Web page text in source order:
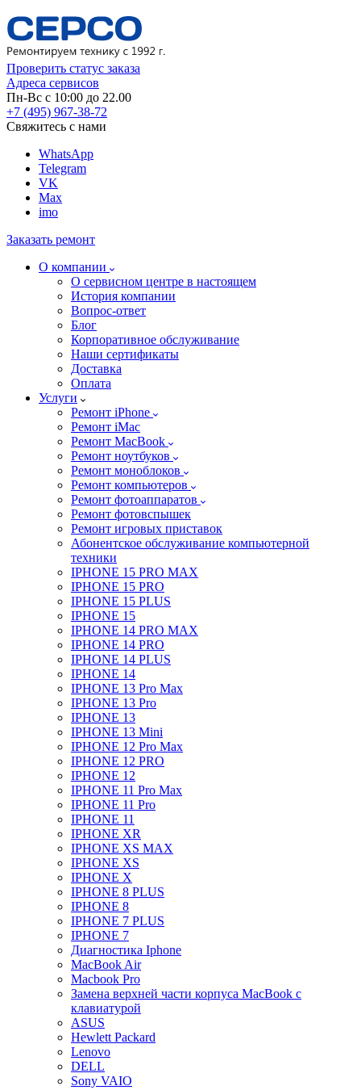
Проверить статус заказа
Адреса сервисов
Пн-Вс с 10:00 до 22.00
+7 (495) 967-38-72
Свяжитесь с нами
WhatsApp
Telegram
VK
Max
imo
Заказать ремонт
О компании
О сервисном центре в настоящем
История компании
Вопрос-ответ
Блог
Корпоративное обслуживание
Наши сертификаты
Доставка
Оплата
Услуги
Ремонт iPhone
Ремонт iMac
Ремонт MacBook
Ремонт ноутбуков
Ремонт моноблоков
Ремонт компьютеров
Ремонт фотоаппаратов
Ремонт фотовспышек
Ремонт игровых приставок
Абонентское обслуживание компьютерной
техники
IPHONE 15 PRO MAX
IPHONE 15 PRO
IPHONE 15 PLUS
IPHONE 15
IPHONE 14 PRO MAX
IPHONE 14 PRO
IPHONE 14 PLUS
IPHONE 14
IPHONE 13 Pro Max
IPHONE 13 Pro
IPHONE 13
IPHONE 13 Mini
IPHONE 12 Pro Max
IPHONE 12 PRO
IPHONE 12
IPHONE 11 Pro Max
IPHONE 11 Pro
IPHONE 11
IPHONE XR
IPHONE XS MAX
IPHONE XS
IPHONE X
IPHONE 8 PLUS
IPHONE 8
IPHONE 7 PLUS
IPHONE 7
Диагностика Iphone
MacBook Air
Macbook Pro
Замена верхней части корпуса MacBook с
клавиатурой
ASUS
Hewlett Packard
Lenovo
DELL
Sony VAIO